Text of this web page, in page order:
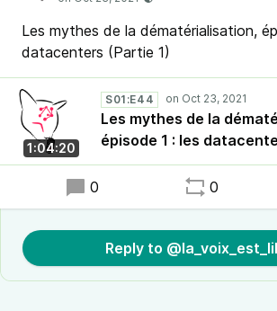
Les mythes de la dématérialisation,
datacenters (Partie 1)
1:04:20
S01:E44
Les mythes de la
épisode 1 : les
0 0
Reply to